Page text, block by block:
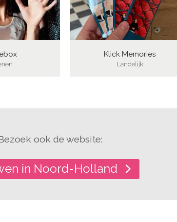
Klick Memories
Landelijk
ook de website:
in Noord-Holland